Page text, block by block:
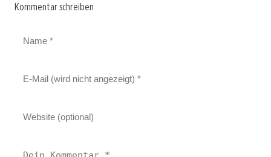
Kommentar schreiben